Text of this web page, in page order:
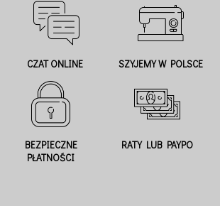
CZAT ONLINE SZYJEMY W POLSCE
BEZPIECZNE
PŁATNOŚCI
RATY LUB PAYPO